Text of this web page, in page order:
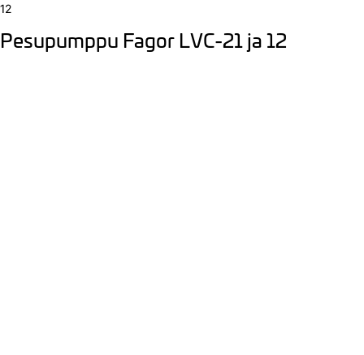
12
Pesupumppu Fagor LVC-21 ja 12